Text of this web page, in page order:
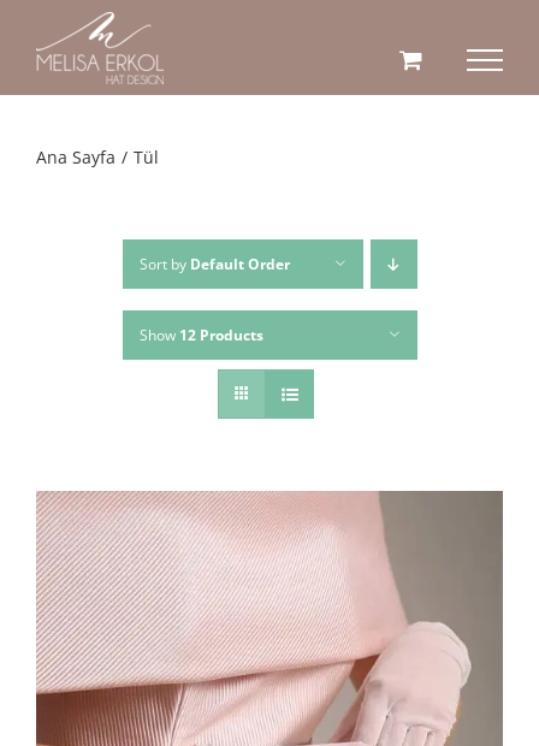
content
Ana Sayfa Tül
Sort by Default Order
Show 12 Products